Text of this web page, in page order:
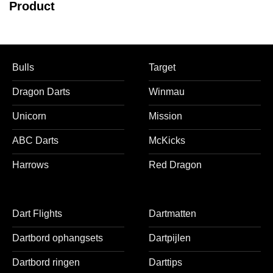
Product
Bulls
Dragon Darts
Unicorn
ABC Darts
Harrows
Target
Winmau
Mission
McKicks
Red Dragon
Dart Flights
Dartbord ophangsets
Dartbord ringen
Dartmatten
Dartpijlen
Darttips